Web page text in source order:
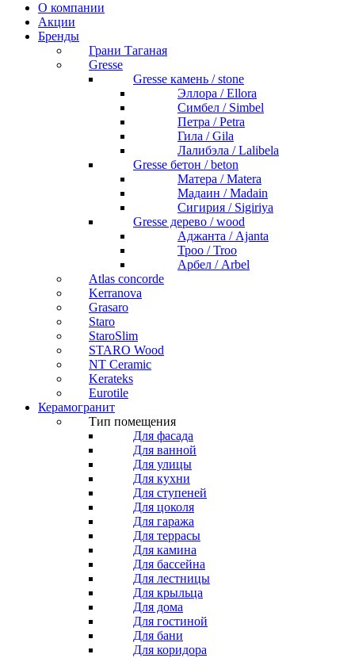
О компании
Акции
Бренды
Грани Таганая
Gresse
Gresse камень / stone
Эллора / Ellora
Симбел / Simbel
Петра / Petra
Гила / Gila
Лалибэла / Lalibela
Gresse бетон / beton
Матера / Matera
Мадаин / Madain
Сигирия / Sigiriya
Gresse дерево / wood
Аджанта / Ajanta
Троо / Troo
Арбел / Arbel
Atlas concorde
Kerranova
Grasaro
Staro
StaroSlim
STARO Wood
NT Ceramic
Kerateks
Eurotile
Керамогранит
Тип помещения
Для фасада
Для ванной
Для улицы
Для кухни
Для ступеней
Для цоколя
Для гаража
Для террасы
Для камина
Для бассейна
Для лестницы
Для крыльца
Для дома
Для гостиной
Для бани
Для коридора